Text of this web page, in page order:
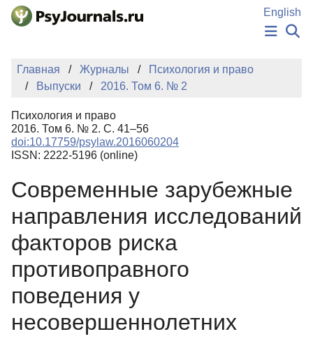
Перейти к основному содержанию
English
НОВОСТИ
ИЗДАНИЯ
ПОДАТЬ РУКОПИСЬ
БАЗА ЗНАНИЙ
КЛЮЧЕВЫЕ СЛОВА
Регистрация
Главная Журналы
Психология и право
Выпуски
2016. Том 6. № 2
Психология и право
2016. Том 6. № 2. С. 41–56
doi:10.17759/psylaw.2016060204
ISSN: 2222-5196 (online)
Современные зарубежные
направления исследований
факторов риска
противоправного
поведения у
несовершеннолетних